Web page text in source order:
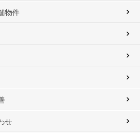
物件
せ